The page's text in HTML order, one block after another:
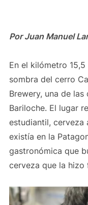
Por Juan Manuel
En el kilómetro
sombra del cerro
Brewery, una de
Bariloche. El lugar
estudiantil, cerveza
existía en la
gastronómica que
cerveza que la hizo